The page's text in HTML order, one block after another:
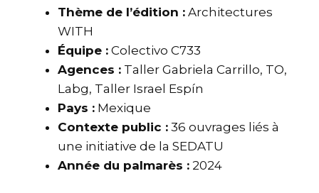
Thème de l’édition : Architectures
WITH
Équipe : Colectivo C733
Agences : Taller Gabriela Carrillo, TO,
Labg, Taller Israel Espín
Pays : Mexique
Contexte public : 36 ouvrages liés à
une initiative de la SEDATU
Année du palmarès : 2024